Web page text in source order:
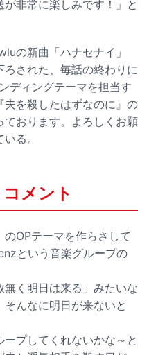
非常に楽しみです！」と
の新曲「ハナセナイ」
された、毎話の終わりに
ディングテーマを担当す
夫を殺したはずなのに』の
おります。よろしくお願
る。
メント
OPテーマを作らさして
という音楽グループの
無く明日は来る」みたいな
んなに明日が来ないと
プしてくれないかな～と